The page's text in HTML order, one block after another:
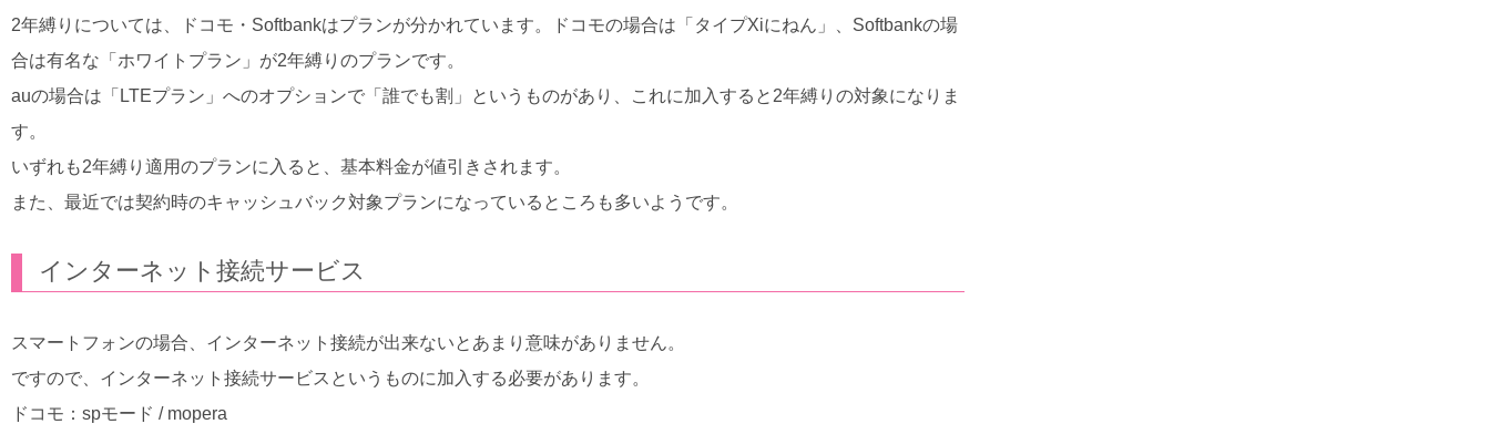
2年縛りについては、ドコモ・Softbankはプランが分かれています。ドコモの場合は「タイプXiにねん」、Softbankの場
合は有名な「ホワイトプラン」が2年縛りのプランです。
auの場合は「LTEプラン」へのオプションで「誰でも割」というものがあり、これに加入すると2年縛りの対象になりま
す。
いずれも2年縛り適用のプランに入ると、基本料金が値引きされます。
また、最近では契約時のキャッシュバック対象プランになっているところも多いようです。
インターネット接続サービス
スマートフォンの場合、インターネット接続が出来ないとあまり意味がありません。
ですので、インターネット接続サービスというものに加入する必要があります。
ドコモ：spモード / mopera